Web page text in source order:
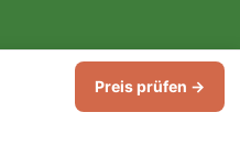
Preis prüfen →